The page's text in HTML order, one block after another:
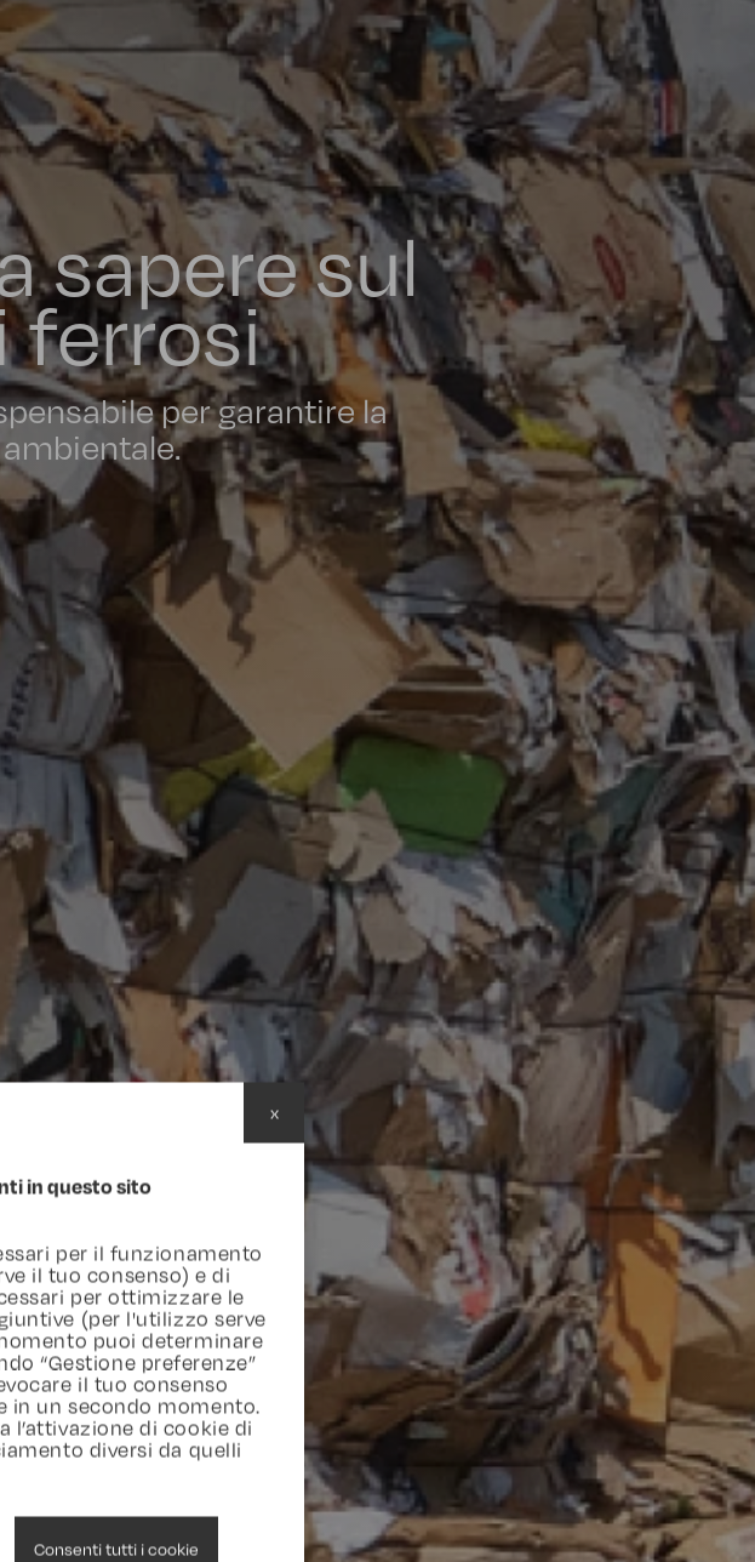
sapere sul
per garantire la
in questo sito
per il funzionamento
il tuo consenso) e di
per ottimizzare le
(per l'utilizzo serve
puoi determinare
“Gestione preferenze”
il tuo consenso
in un secondo momento.
l’attivazione di cookie di
diversi da quelli
Consenti tutti i cookie
x